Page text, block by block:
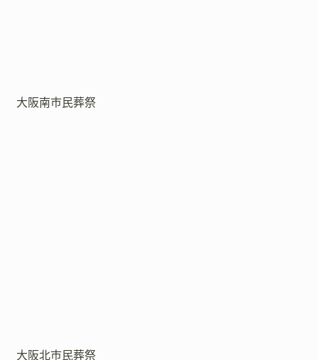
大阪南市民葬祭
大阪北市民葬祭